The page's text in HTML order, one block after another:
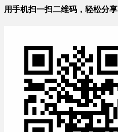
用手机扫一扫二维码，轻松分享